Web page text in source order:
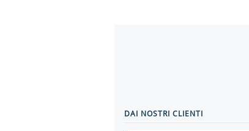
DAI NOSTRI CLIENTI